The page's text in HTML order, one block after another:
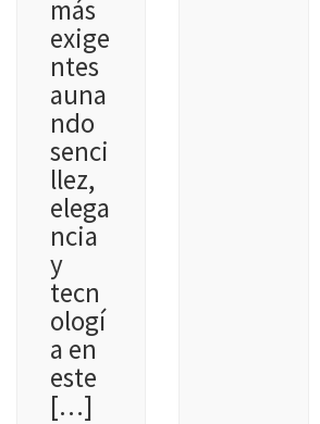
más
exige
ntes
auna
ndo
senci
llez,
elega
ncia
y
tecn
ologí
a en
este
[…]